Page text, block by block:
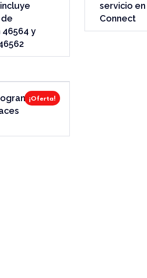
46564 y
servicio
Connect
¡Oferta!